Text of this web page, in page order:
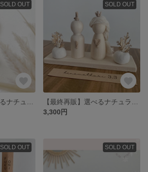
SOLD OUT SOLD OUT
3,300円
SOLD OUT SOLD OUT